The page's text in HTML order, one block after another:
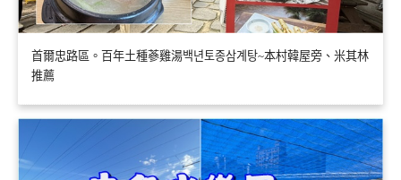
首爾忠路區。百年土種蔘雞湯백년토종삼계탕~本村韓屋旁、米其林
推薦